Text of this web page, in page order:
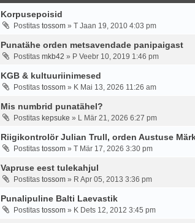
Korpusepoisid
Postitas tossom » T Jaan 19, 2010 4:03 pm
Punatähe orden metsavendade panipaigast
Postitas mkb42 » P Veebr 10, 2019 1:46 pm
KGB & kultuuriinimesed
Postitas tossom » K Mai 13, 2026 11:26 am
Mis numbrid punatähel?
Postitas kepsuke » L Mär 21, 2026 6:27 pm
Riigikontrolör Julian Trull, orden Austuse
Postitas tossom » T Mär 17, 2026 3:30 pm
Vapruse eest tulekahjul
Postitas tossom » R Apr 05, 2013 3:36 pm
Punalipuline Balti Laevastik
Postitas tossom » K Dets 12, 2012 3:45 pm